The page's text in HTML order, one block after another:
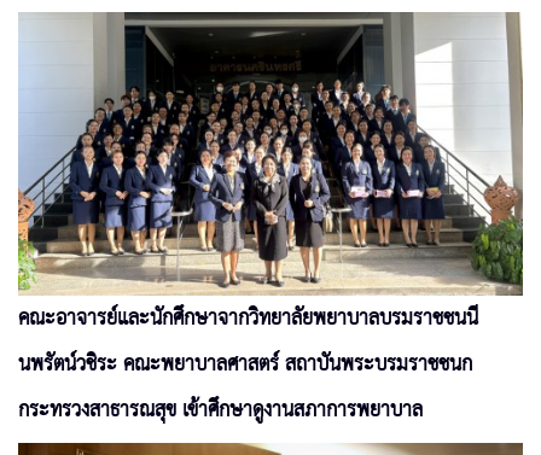
คณะอาจารย์และนักศึกษาจากวิทยาลัยพยาบาลบรมราชชนนี
นพรัตน์วชิระ คณะพยาบาลศาสตร์ สถาบันพระบรมราชชนก
กระทรวงสาธารณสุข เข้าศึกษาดูงานสภาการพยาบาล